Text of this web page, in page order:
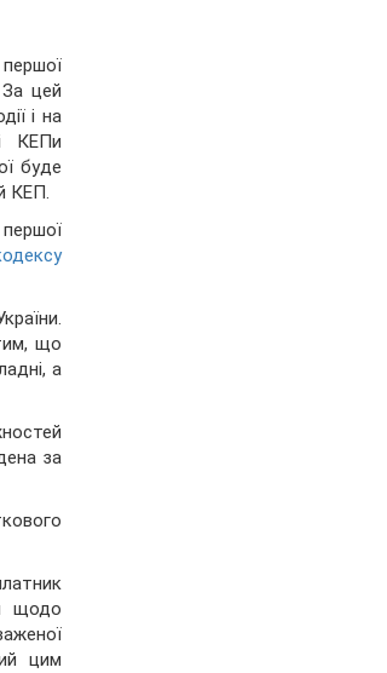
цей
і на
КЕПи
буде
КЕП.
що
а
за
щодо
цим